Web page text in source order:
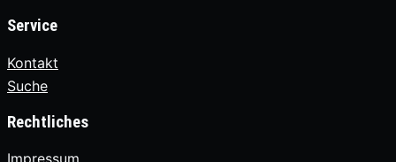
Service
Kontakt
Suche
Rechtliches